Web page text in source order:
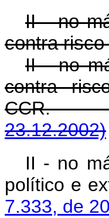
II - no
contra
II - no
contra
23.12.2002)
II - no
político
7.333, de